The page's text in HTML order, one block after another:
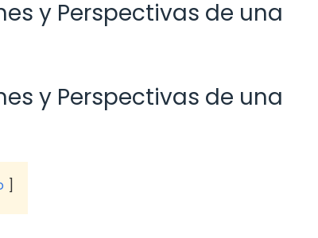
y Perspectivas de una
y Perspectivas de una